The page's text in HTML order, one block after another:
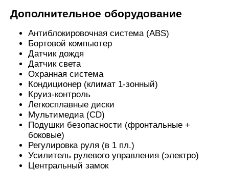
Дополнительное оборудование
Антиблокировочная система (ABS)
Бортовой компьютер
Датчик дождя
Датчик света
Охранная система
Кондиционер (климат 1-зонный)
Круиз-контроль
Легкосплавные диски
Мультимедиа (CD)
Подушки безопасности (фронтальные +
боковые)
Регулировка руля (в 1 пл.)
Усилитель рулевого управления (электро)
Центральный замок